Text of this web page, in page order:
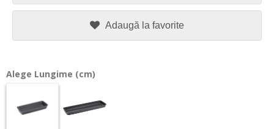
Adaugă la favorite
Alege Lungime (cm)